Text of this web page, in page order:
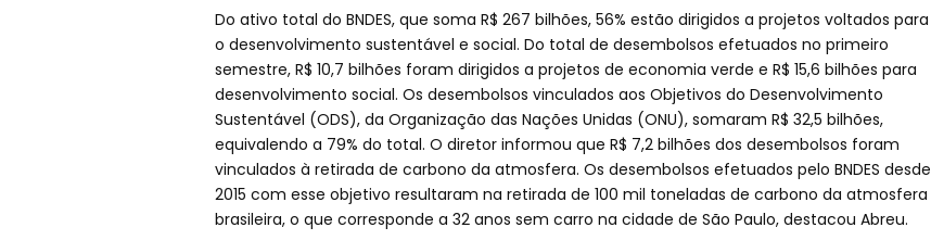
Do ativo total do BNDES, que soma R$ 267 bilhões, 56% estão dirigidos a projetos voltados para
o desenvolvimento sustentável e social. Do total de desembolsos efetuados no primeiro
semestre, R$ 10,7 bilhões foram dirigidos a projetos de economia verde e R$ 15,6 bilhões para
desenvolvimento social. Os desembolsos vinculados aos Objetivos do Desenvolvimento
Sustentável (ODS), da Organização das Nações Unidas (ONU), somaram R$ 32,5 bilhões,
equivalendo a 79% do total. O diretor informou que R$ 7,2 bilhões dos desembolsos foram
vinculados à retirada de carbono da atmosfera. Os desembolsos efetuados pelo BNDES desde
2015 com esse objetivo resultaram na retirada de 100 mil toneladas de carbono da atmosfera
brasileira, o que corresponde a 32 anos sem carro na cidade de São Paulo, destacou Abreu.